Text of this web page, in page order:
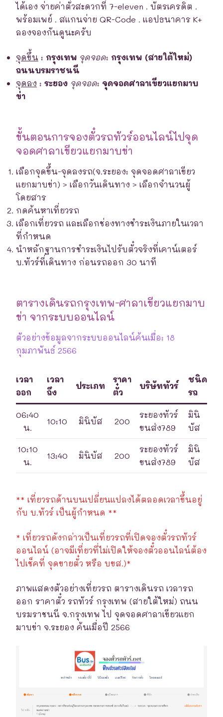
ได้เอง จ่ายค่าตั๋วสะดวกที่ 7-eleven . บัตรเครดิต .
พร้อมเพย์ . สแกนจ่าย QR-Code . แอปธนาคาร K+
ลองจองกันดูนะครับ
จุดขึ้น : กรุงเทพ จุดจอด: กรุงเทพ (สายใต้ใหม่)
ถนนบรมราชนนี
จุดลง : ระยอง จุดจอด: จุดจอดศาลาเขียวแยกมาบ
ข่า
ขั้นตอนการจองตั๋วรถทัวร์ออนไลน์ไปจุด
จอดศาลาเขียวแยกมาบข่า
เลือกจุดขึ้น-จุดลงรถ(จ.ระยอง: จุดจอดศาลาเขียว
แยกมาบข่า) > เลือกวันเดินทาง > เลือกจำนวนผู้
โดยสาร
กดค้นหาเที่ยวรถ
เลือกเที่ยวรถ และเลือกช่องทางชำระเงินภายในเวลา
ที่กำหนด
นำหลักฐานการชำระเงินไปรับตั๋วจริงที่เคาน์เตอร์
บ.ทัวร์ที่เดินทาง ก่อนรถออก 30 นาที
ตารางเดินรถกรุงเทพ-ศาลาเขียวแยกมาบ
ข่า จากระบบออนไลน์
ตัวอย่างข้อมูลจากระบบออนไลน์ค้นเมื่อ: 18
กุมภาพันธ์ 2566
เวลา
ออก
เวลา
ถึง
ประเภท
ราคา
ตั๋ว
บริษัททัวร์
ชนิด
รถ
06:40
น.
10:10 มินิบัส 200
ระยองทัวร์
ขนส่ง789
มินิ
บัส
10:10
น.
13:40 มินิบัส 200
ระยองทัวร์
ขนส่ง789
มินิ
บัส
** เที่ยวรถด้านบนเปลี่ยนแปลงได้ตลอดเวลาขึ้นอยู่
กับ บ.ทัวร์ เป็นผู้กำหนด **
* เที่ยวรถดังกล่าวเป็นเที่ยวรถที่เปิดจองตั๋วรถทัวร์
ออนไลน์ (อาจมีเที่ยวที่ไม่เปิดให้จองตั๋วออนไลน์ต้อง
ไปเช็คที่ จุดขายตั๋ว หรือ บขส.)*
ภาพแสดงตัวอย่างเที่ยวรถ ตารางเดินรถ เวลารถ
ออก ราคาตั๋ว รถทัวร์ กรุงเทพ (สายใต้ใหม่) ถนน
บรมราชนนี จ.กรุงเทพ ไป จุดจอดศาลาเขียวแยก
มาบข่า จ.ระยอง ค้นเมื่อปี 2566